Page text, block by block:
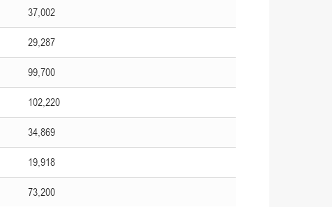
37,002
29,287
99,700
102,220
34,869
19,918
73,200